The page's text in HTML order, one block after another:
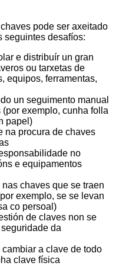
pode ser axeitado
seguintes desafíos:
e distribuír un gran
ou tarxetas de
equipos, ferramentas,
un seguimento manual
exemplo, cunha folla
papel)
na procura de chaves
no
e equipamentos
chaves que se traen
exemplo, se se levan
co persoal)
de claves non se
da
a clave de todo
clave física